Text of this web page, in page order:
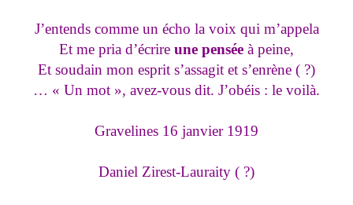
J’entends comme un écho la voix qui m’appela
Et me pria d’écrire une pensée à peine,
Et soudain mon esprit s’assagit et s’enrène ( ?)
… « Un mot », avez-vous dit. J’obéis : le voilà.
Gravelines 16 janvier 1919
Daniel Zirest-Lauraity ( ?)